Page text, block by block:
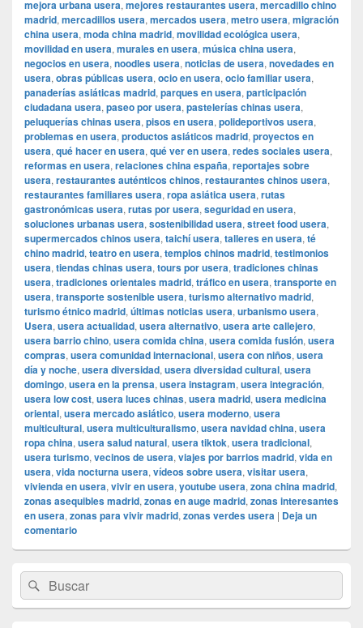
mejora urbana usera, mejores restaurantes usera, mercadillo chino
madrid, mercadillos usera, mercados usera, metro usera, migración
china usera, moda china madrid, movilidad ecológica usera,
movilidad en usera, murales en usera, música china usera,
negocios en usera, noodles usera, noticias de usera, novedades en
usera, obras públicas usera, ocio en usera, ocio familiar usera,
panaderías asiáticas madrid, parques en usera, participación
ciudadana usera, paseo por usera, pastelerías chinas usera,
peluquerías chinas usera, pisos en usera, polideportivos usera,
problemas en usera, productos asiáticos madrid, proyectos en
usera, qué hacer en usera, qué ver en usera, redes sociales usera,
reformas en usera, relaciones china españa, reportajes sobre
usera, restaurantes auténticos chinos, restaurantes chinos usera,
restaurantes familiares usera, ropa asiática usera, rutas
gastronómicas usera, rutas por usera, seguridad en usera,
soluciones urbanas usera, sostenibilidad usera, street food usera,
supermercados chinos usera, taichí usera, talleres en usera, té
chino madrid, teatro en usera, templos chinos madrid, testimonios
usera, tiendas chinas usera, tours por usera, tradiciones chinas
usera, tradiciones orientales madrid, tráfico en usera, transporte en
usera, transporte sostenible usera, turismo alternativo madrid,
turismo étnico madrid, últimas noticias usera, urbanismo usera,
Usera, usera actualidad, usera alternativo, usera arte callejero,
usera barrio chino, usera comida china, usera comida fusión, usera
compras, usera comunidad internacional, usera con niños, usera
día y noche, usera diversidad, usera diversidad cultural, usera
domingo, usera en la prensa, usera instagram, usera integración,
usera low cost, usera luces chinas, usera madrid, usera medicina
oriental, usera mercado asiático, usera moderno, usera
multicultural, usera multiculturalismo, usera navidad china, usera
ropa china, usera salud natural, usera tiktok, usera tradicional,
usera turismo, vecinos de usera, viajes por barrios madrid, vida en
usera, vida nocturna usera, vídeos sobre usera, visitar usera,
vivienda en usera, vivir en usera, youtube usera, zona china madrid,
zonas asequibles madrid, zonas en auge madrid, zonas interesantes
en usera, zonas para vivir madrid, zonas verdes usera | Deja un
comentario
área
de
widget
Buscar
por:
Buscar